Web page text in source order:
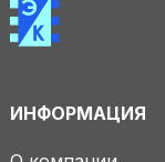
ИНФОРМАЦИЯ